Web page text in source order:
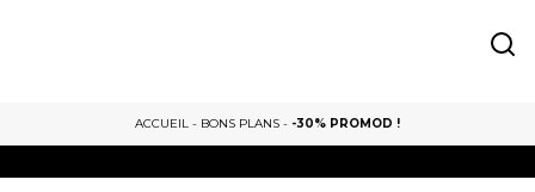
ACCUEIL - BONS PLANS - -30% PROMOD !